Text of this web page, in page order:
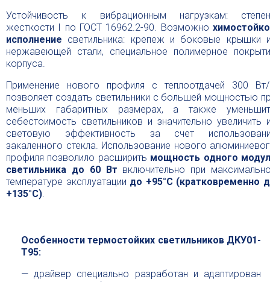
Устойчивость к вибрационным нагрузкам:
жесткости I по ГОСТ 16962.2-90. Возможно
исполнение светильника: крепеж и боковые крышки
нержавеющей стали, специальное полимерное
корпуса.
Применение нового профиля с теплоотдачей 300
позволяет создать светильники с большей мощностью
меньших габаритных размерах, а также
себестоимость светильников и значительно увеличить
световую эффективность за счет
закаленного стекла. Использование нового
профиля позволило расширить мощность одного
светильника до 60 Вт включительно при
температуре эксплуатации до +95°С (кратковременно
+135°С)
Особенности термостойких светильников ДКУ01-
Т95:
— драйвер специально разработан и адаптирован